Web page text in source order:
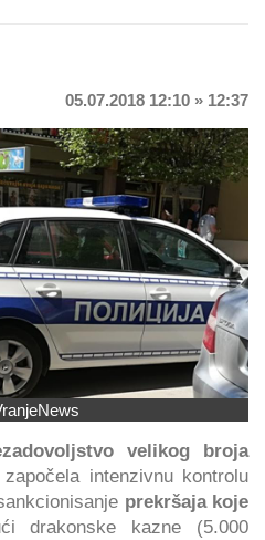
05.07.2018 12:10 » 12:37
velikog broja
intenzivnu kontrolu
prekršaja koje
drakonske kazne (5.000